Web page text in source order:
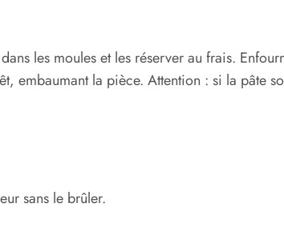
les moules et les réserver au frais.
embaumant la pièce. Attention : si la pâte
sans le brûler.